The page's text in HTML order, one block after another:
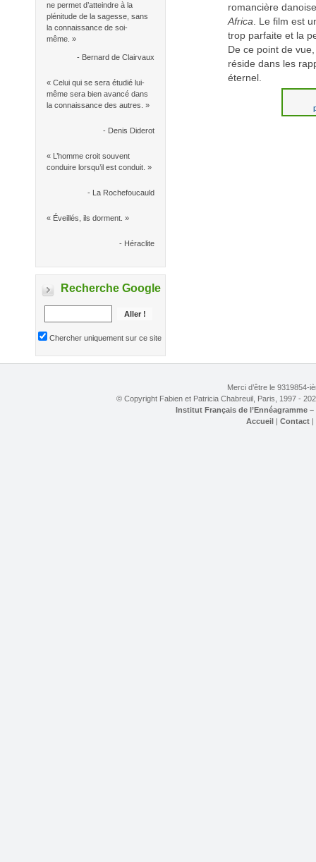
ne permet d’atteindre à la
plénitude de la sagesse, sans
la connaissance de soi-
même. »
- Bernard de Clairvaux
« Celui qui se sera étudié lui-
même sera bien avancé dans
la connaissance des autres. »
- Denis Diderot
« L’homme croit souvent
conduire lorsqu’il est conduit. »
- La Rochefoucauld
« Éveillés, ils dorment. »
- Héraclite
Recherche Google
Chercher uniquement sur ce site
romancière
Africa . Le film est
trop parfaite et la
De ce point de
réside dans les
éternel.
Merci d’être le 9319854-
© Copyright Fabien et Patricia Chabreuil, Paris, 1997 -
Institut Français de l’Ennéagramme
Accueil| Contact|